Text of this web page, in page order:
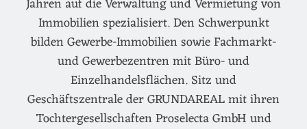
Immobilien spezialisiert. Den Schwerpunkt
bilden Gewerbe-Immobilien sowie Fachmarkt-
und Gewerbezentren mit Büro- und
Einzelhandelsflächen. Sitz und
Geschäftszentrale der GRUNDAREAL mit ihren
Tochtergesellschaften Proselecta GmbH und